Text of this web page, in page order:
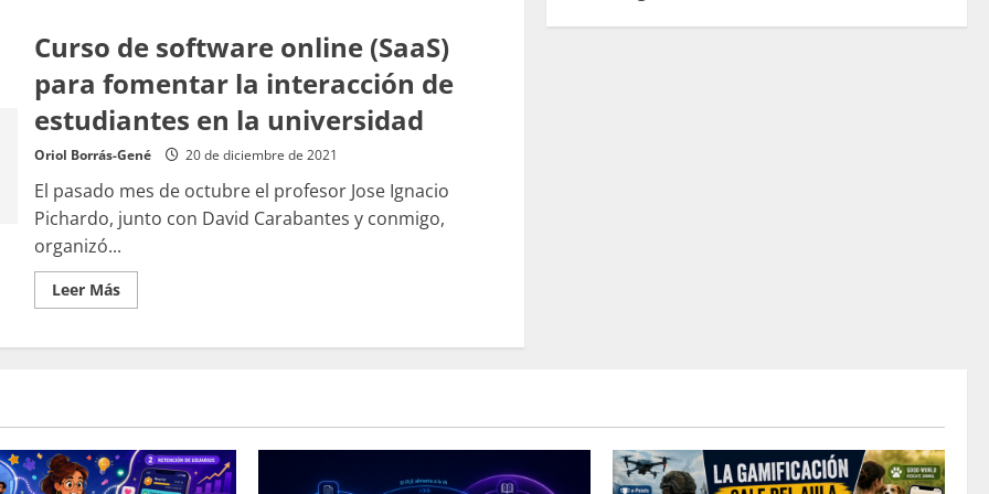
Curso de software online (SaaS)
para fomentar la interacción de
estudiantes en la universidad
Oriol Borrás-Gené 20 de diciembre de 2021
El pasado mes de octubre el profesor Jose Ignacio
Pichardo, junto con David Carabantes y conmigo,
organizó...
Leer MásLeer
más
Curso
para
la
interacción
de